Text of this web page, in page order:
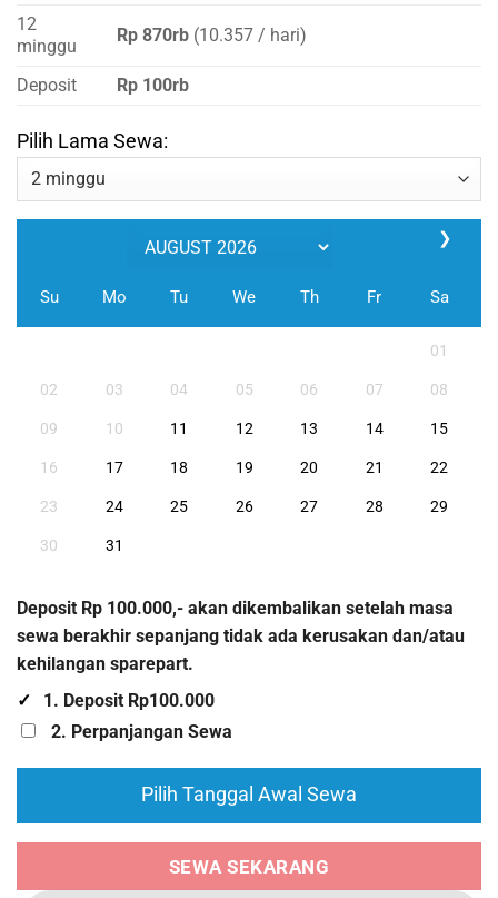
12
minggu
Rp 870rb(10.357 / hari)
Deposit Rp 100rb
Pilih Lama Sewa:
❯
Su Mo Tu We Th Fr Sa
01
02 03 04 05 06 07 08
09 10 11 12 13 14 15
16 17 18 19 20 21 22
23 24 25 26 27 28 29
30 31
Deposit Rp 100.000,- akan dikembalikan setelah masa
sewa berakhir sepanjang tidak ada kerusakan dan/atau
kehilangan sparepart.
1. Deposit Rp100.000
2. Perpanjangan Sewa
Pilih Tanggal Awal Sewa
SEWA SEKARANG